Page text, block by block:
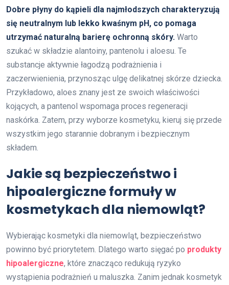
Dobre płyny do kąpieli dla najmłodszych charakteryzują
się neutralnym lub lekko kwaśnym pH, co pomaga
utrzymać naturalną barierę ochronną skóry. Warto
szukać w składzie alantoiny, pantenolu i aloesu. Te
substancje aktywnie łagodzą podrażnienia i
zaczerwienienia, przynosząc ulgę delikatnej skórze dziecka.
Przykładowo, aloes znany jest ze swoich właściwości
kojących, a pantenol wspomaga proces regeneracji
naskórka. Zatem, przy wyborze kosmetyku, kieruj się przede
wszystkim jego starannie dobranym i bezpiecznym
składem.
Jakie są bezpieczeństwo i
hipoalergiczne formuły w
kosmetykach dla niemowląt?
Wybierając kosmetyki dla niemowląt, bezpieczeństwo
powinno być priorytetem. Dlatego warto sięgać po produkty
hipoalergiczne, które znacząco redukują ryzyko
wystąpienia podrażnień u maluszka. Zanim jednak kosmetyk